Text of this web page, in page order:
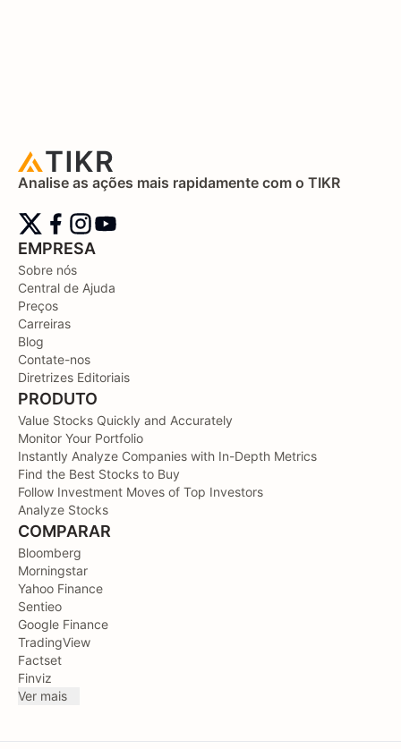
Analise as ações mais rapidamente com o TIKR
EMPRESA
Sobre nós
Central de Ajuda
Preços
Carreiras
Blog
Contate-nos
Diretrizes Editoriais
PRODUTO
Value Stocks Quickly and Accurately
Monitor Your Portfolio
Instantly Analyze Companies with In-Depth Metrics
Find the Best Stocks to Buy
Follow Investment Moves of Top Investors
Analyze Stocks
COMPARAR
Bloomberg
Morningstar
Yahoo Finance
Sentieo
Google Finance
TradingView
Factset
Finviz
Ver mais